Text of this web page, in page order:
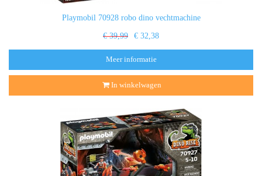
Playmobil 70928 robo dino vechtmachine
€ 39,99 € 32,38
Meer informatie
In winkelwagen